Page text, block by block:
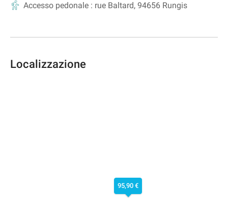
Accesso pedonale : rue Baltard, 94656 Rungis
Localizzazione
95,90 €